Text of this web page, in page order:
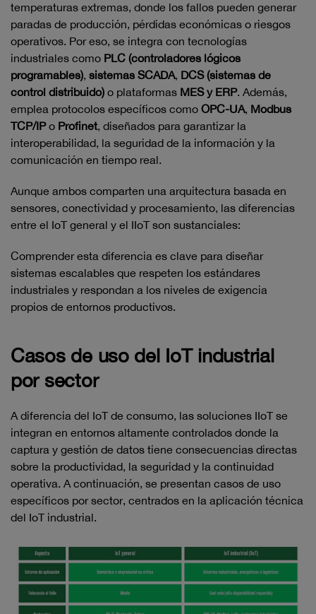
temperaturas extremas, donde los fallos pueden generar
paradas de producción, pérdidas económicas o riesgos
operativos. Por eso, se integra con tecnologías
industriales como PLC (controladores lógicos
programables), sistemas SCADA, DCS (sistemas de
control distribuido) o plataformas MES y ERP. Además,
emplea protocolos específicos como OPC-UA, Modbus
TCP/IPo Profinet, diseñados para garantizar la
interoperabilidad, la seguridad de la información y la
comunicación en tiempo real.
Aunque ambos comparten una arquitectura basada en
sensores, conectividad y procesamiento, las diferencias
entre el IoT general y el IIoT son sustanciales:
Comprender esta diferencia es clave para diseñar
sistemas escalables que respeten los estándares
industriales y respondan a los niveles de exigencia
propios de entornos productivos.
Casos de uso del IoT industrial
por sector
A diferencia del IoT de consumo, las soluciones IIoT se
integran en entornos altamente controlados donde la
captura y gestión de datos tiene consecuencias directas
sobre la productividad, la seguridad y la continuidad
operativa. A continuación, se presentan casos de uso
específicos por sector, centrados en la aplicación técnica
del IoT industrial.